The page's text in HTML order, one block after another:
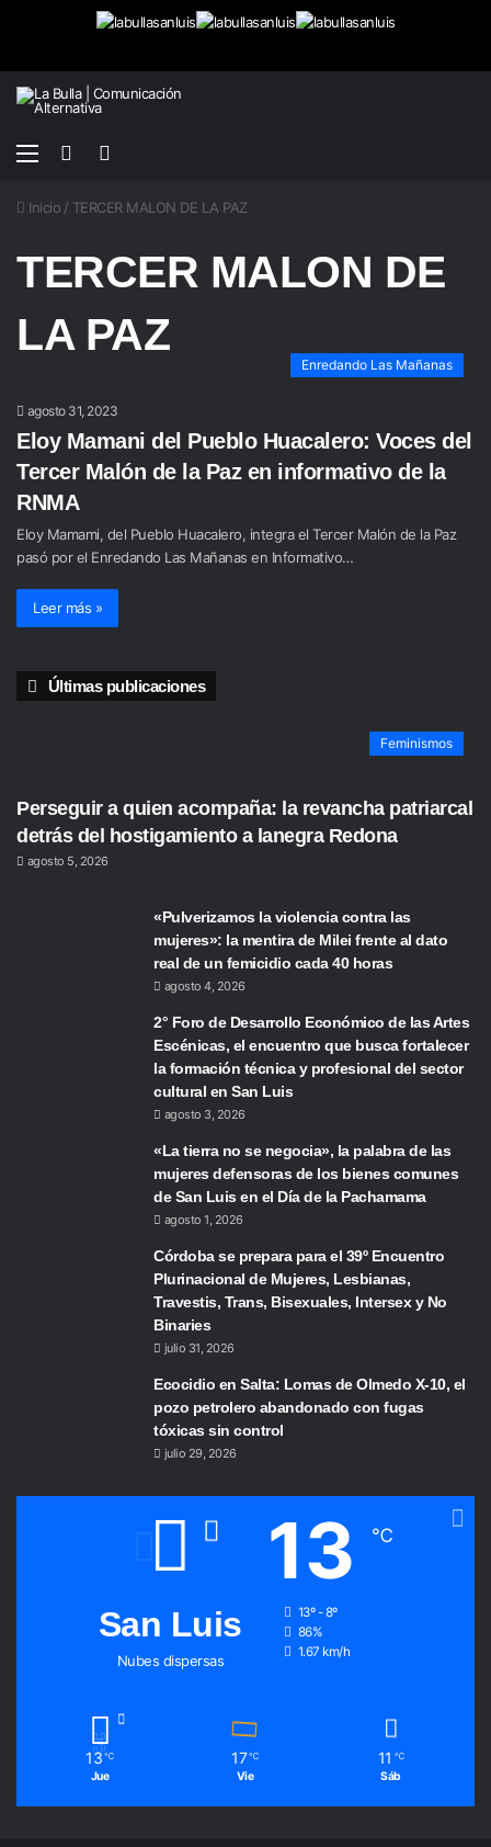
Menú
Buscar
Inicio / TERCER MALON DE LA PAZ
TERCER MALON DE
LA PAZ
Enredando Las Mañanas
agosto 31, 2023
Eloy Mamani del Pueblo Huacalero: Voces del
Tercer Malón de la Paz en informativo de la
RNMA
Eloy Mamami, del Pueblo Huacalero, integra el Tercer Malón de la Paz
pasó por el Enredando Las Mañanas en Informativo…
Leer más »
Últimas publicaciones
Feminismos
Perseguir a quien acompaña: la revancha patriarcal
detrás del hostigamiento a lanegra Redona
agosto 5, 2026
«Pulverizamos la violencia contra las
mujeres»: la mentira de Milei frente al dato
real de un femicidio cada 40 horas
agosto 4, 2026
2° Foro de Desarrollo Económico de las Artes
Escénicas, el encuentro que busca fortalecer
la formación técnica y profesional del sector
cultural en San Luis
agosto 3, 2026
«La tierra no se negocia», la palabra de las
mujeres defensoras de los bienes comunes
de San Luis en el Día de la Pachamama
agosto 1, 2026
Córdoba se prepara para el 39º Encuentro
Plurinacional de Mujeres, Lesbianas,
Travestis, Trans, Bisexuales, Intersex y No
Binaries
julio 31, 2026
Ecocidio en Salta: Lomas de Olmedo X-10, el
pozo petrolero abandonado con fugas
tóxicas sin control
julio 29, 2026
San Luis
Nubes dispersas
13 ℃
13º - 8º
86%
1.67 km/h
13 ℃
Jue
17 ℃
Vie
11 ℃
Sáb